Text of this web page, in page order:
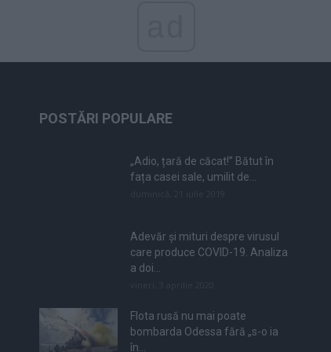
POSTĂRI POPULARE
„Adio, țară de căcat!” Bătut în
fața casei sale, umilit de...
Adevăr și mituri despre virusul
care produce COVID-19. Analiza
a doi...
Flota rusă nu mai poate
bombarda Odessa fără „s-o ia
în...